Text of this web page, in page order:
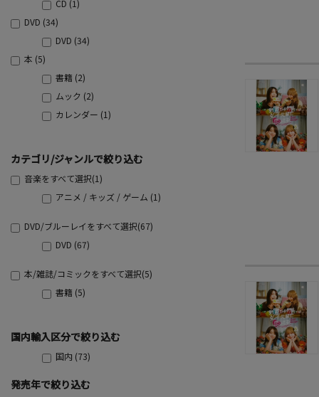
CD (1)
DVD (34)
DVD (34)
本 (5)
書籍 (2)
ムック (2)
カレンダー (1)
カテゴリ/ジャンルで絞り込む
音楽をすべて選択(1)
アニメ / キッズ / ゲーム (1)
DVD/ブルーレイをすべて選択(67)
DVD (67)
本/雑誌/コミックをすべて選択(5)
書籍 (5)
国内輸入区分で絞り込む
国内 (73)
発売年で絞り込む